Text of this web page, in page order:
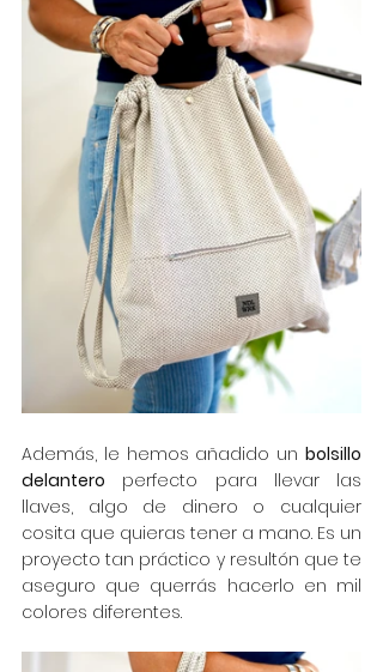
Además, le hemos añadido un bolsillo
delantero perfecto para llevar las
llaves, algo de dinero o cualquier
cosita que quieras tener a mano. Es un
proyecto tan práctico y resultón que te
aseguro que querrás hacerlo en mil
colores diferentes.